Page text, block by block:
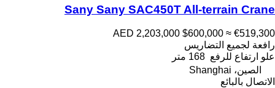
Sany Sany SAC450T All-terrain Crane
AED 2,203,000 $600,000 ≈ €519,300
رافعة لجميع التضاريس
علو ارتفاع للرفع 168 متر
الصين، Shanghai
الاتصال بالبائع